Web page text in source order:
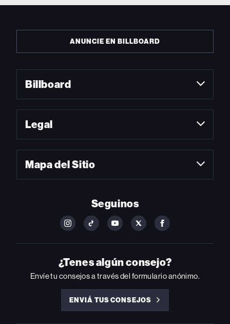
ANUNCIE EN BILLBOARD
Billboard
Legal
Mapa del Sitio
Seguinos
FOLLOW
ON
INSTAGRAM
FOLLOW
ON
YOUTUBE
FOLLOW
ON
YOUTUBE
FOLLOW
ON
FOLLOW
ON
FACEBOOK
¿Tenes algún consejo?
Envíe tu consejos a través del formulario anónimo.
ENVIÁ TUS CONSEJOS
ENVIÁ